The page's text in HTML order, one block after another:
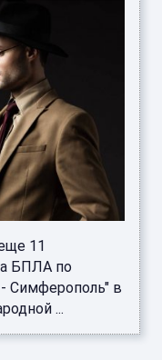
11
БПЛА по
Симферополь" в
...